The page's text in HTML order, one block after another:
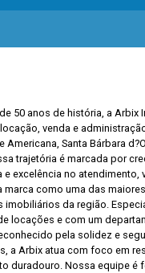
50 anos de história, a Arbix
venda e
Americana, Santa Bárbara
trajetória é marcada por
e excelência no atendimento,
marca como uma das
imobiliários da região.
locações e com um
pela solidez e
a Arbix atua com foco em
duradouro. Nossa equipe é